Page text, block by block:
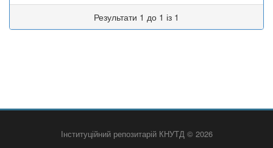
Результати 1 до 1 із 1
Інституційний репозитарій КНУТД © 2026